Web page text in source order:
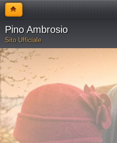
Pino Ambrosio
Sito Ufficiale